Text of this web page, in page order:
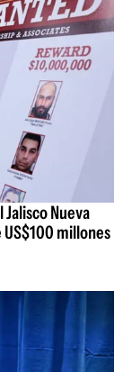
Nueva
US$100 millones